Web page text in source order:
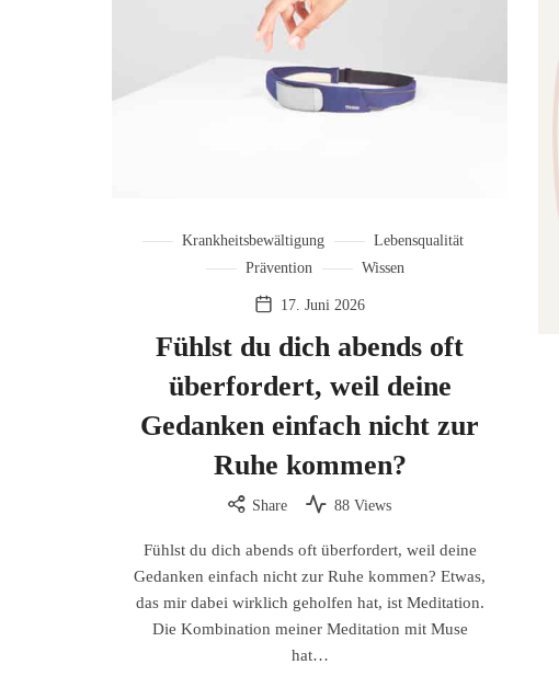
Krankheitsbewältigung
Lebensqualität
Prävention
Wissen
17. Juni 2026
Fühlst du dich abends oft
überfordert, weil deine
Gedanken einfach nicht zur
Ruhe kommen?
Share 88 Views
Fühlst du dich abends oft überfordert, weil deine
Gedanken einfach nicht zur Ruhe kommen? Etwas,
das mir dabei wirklich geholfen hat, ist Meditation.
Die Kombination meiner Meditation mit Muse
hat…